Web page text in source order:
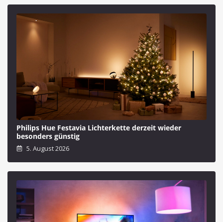
Philips Hue Festavia Lichterkette derzeit wieder
besonders günstig
5. August 2026